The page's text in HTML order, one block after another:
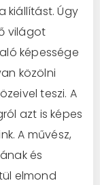
kiállítást. Úgy
világot
képessége
közölni
teszi. A
azt is képes
A művész,
és
elmond